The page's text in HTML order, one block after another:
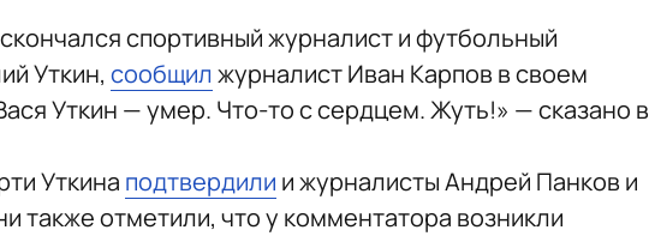
спортивный журналист и футбольный
Уткин, сообщилжурналист Иван Карпов в своем
Уткин — умер. Что-то с сердцем. Жуть!» — сказано в
Уткина подтвердили и журналисты Андрей Панков и
также отметили, что у комментатора возникли